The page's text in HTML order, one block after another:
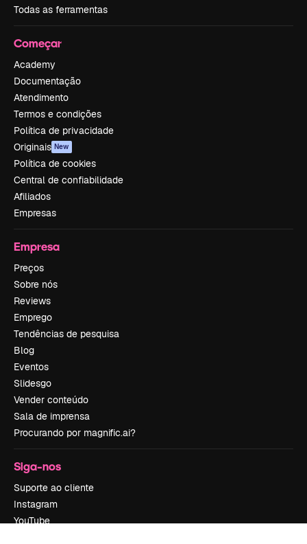
Todas as ferramentas
Começar
Academy
Documentação
Atendimento
Termos e condições
Política de privacidade
Originais New
Política de cookies
Central de confiabilidade
Afiliados
Empresas
Empresa
Preços
Sobre nós
Reviews
Emprego
Tendências de pesquisa
Blog
Eventos
Slidesgo
Vender conteúdo
Sala de imprensa
Procurando por magnific.ai?
Siga-nos
Suporte ao cliente
Instagram
YouTube